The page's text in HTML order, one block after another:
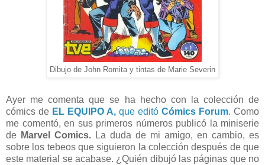
Dibujo de John Romita y tintas de Marie Severin
Ayer me comenta que se ha hecho con la colección de
cómics de EL EQUIPO A, que editó Cómics Forum. Como
me comentó, en sus primeros números publicó la miniserie
de Marvel Comics. La duda de mi amigo, en cambio, es
sobre los tebeos que siguieron la colección después de que
este material se acabase. ¿Quién dibujó las páginas que no